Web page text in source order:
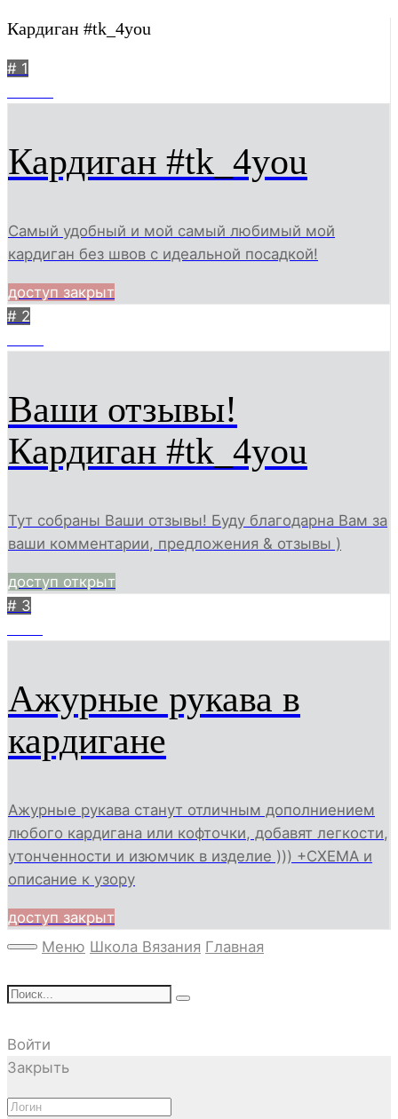
Кардиган #tk_4you
# 1
Кардиган #tk_4you
Самый удобный и мой самый любимый мой
кардиган без швов с идеальной посадкой!
доступ закрыт
# 2
Ваши отзывы!
Кардиган #tk_4you
Тут собраны Ваши отзывы! Буду благодарна Вам за
ваши комментарии, предложения & отзывы )
доступ открыт
# 3
Ажурные рукава в
кардигане
Ажурные рукава станут отличным дополниением
любого кардигана или кофточки, добавят легкости,
утонченности и изюмчик в изделие ))) +СХЕМА и
описание к узору
доступ закрыт
Меню Школа Вязания Главная
Войти
Закрыть